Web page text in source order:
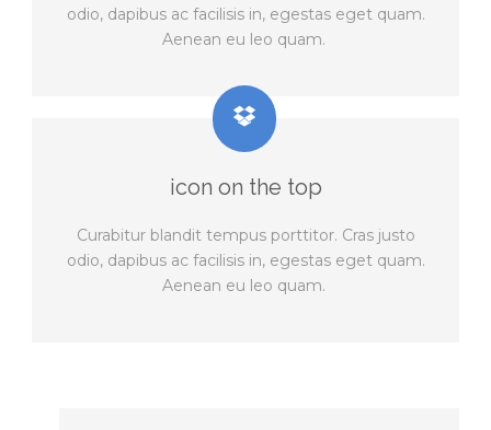
odio, dapibus ac facilisis in, egestas eget quam.
Aenean eu leo quam.
icon on the top
Curabitur blandit tempus porttitor. Cras justo
odio, dapibus ac facilisis in, egestas eget quam.
Aenean eu leo quam.